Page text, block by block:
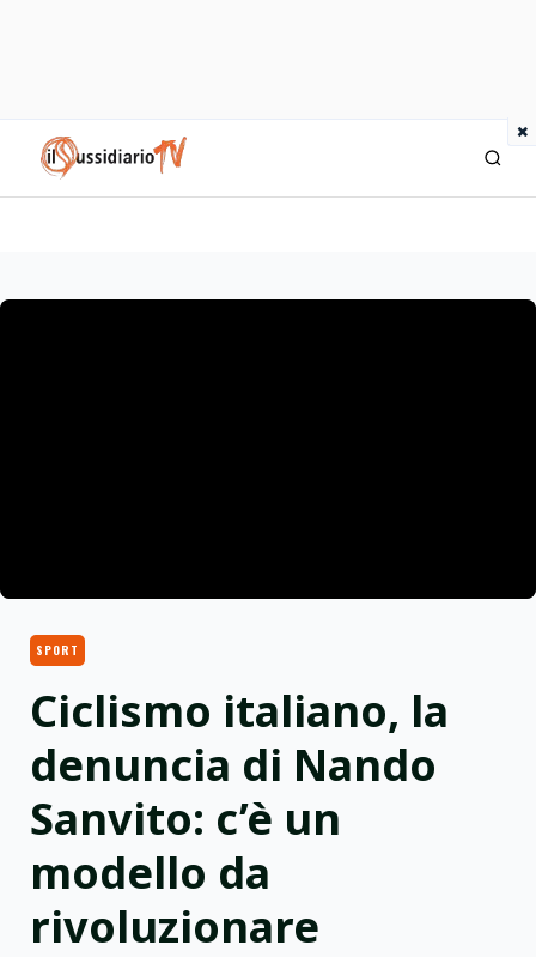
×
IlSussidiario TV
SPORT
Ciclismo italiano, la
denuncia di Nando
Sanvito: c’è un
modello da
rivoluzionare